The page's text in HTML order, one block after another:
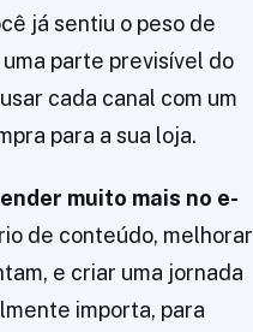
já sentiu o peso de
parte previsível do
cada canal com um
para a sua loja.
muito mais no e-
de conteúdo, melhorar
e criar uma jornada
importa, para